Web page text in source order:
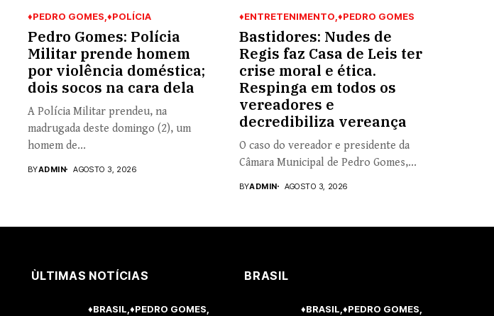
♦PEDRO GOMES ♦POLÍCIA
Pedro Gomes: Polícia
Militar prende homem
por violência doméstica;
dois socos na cara dela
A Polícia Militar prendeu, na
madrugada deste domingo (2), um
homem de...
BYADMIN AGOSTO 3, 2026
♦ENTRETENIMENTO ♦PEDRO GOMES
Bastidores: Nudes de
Regis faz Casa de Leis ter
crise moral e ética.
Respinga em todos os
vereadores e
decredibiliza vereança
O caso do vereador e presidente da
Câmara Municipal de Pedro Gomes,...
BYADMIN AGOSTO 3, 2026
ÙLTIMAS NOTÍCIAS
♦BRASIL ♦PEDRO GOMES
BRASIL
♦BRASIL ♦PEDRO GOMES